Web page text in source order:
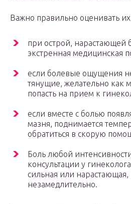
Важно правильно оценивать
при острой, нарастающей
экстренная медицинская
если болевые ощущения
тянущие, желательно как
попасть на прием к
если вместе с болью
мазня, поднимается
обратиться в скорую
Боль любой
консультации у
сильная или нарастающая,
незамедлительно.